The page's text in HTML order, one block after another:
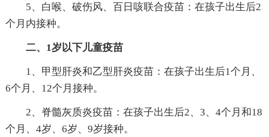
5、白喉、破伤风、百日咳联合疫苗：在孩子出生后2
个月内接种。
二、1岁以下儿童疫苗
1、甲型肝炎和乙型肝炎疫苗：在孩子出生后1个月、
6个月、12个月接种。
2、脊髓灰质炎疫苗：在孩子出生后2、3、4个月和18
个月、4岁、6岁、9岁接种。